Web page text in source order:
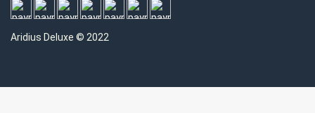
Aridius Deluxe © 2022